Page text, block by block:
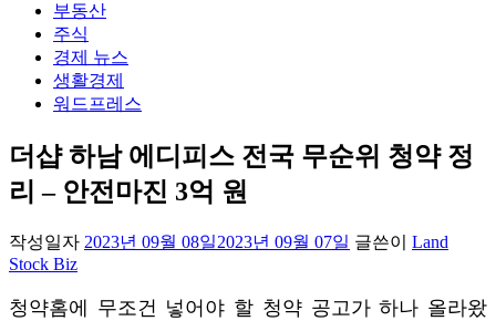
부동산
주식
경제 뉴스
생활경제
워드프레스
더샵 하남 에디피스 전국 무순위 청약 정
리 – 안전마진 3억 원
작성일자 2023년 09월 08일2023년 09월 07일 글쓴이 Land
Stock Biz
청약홈에 무조건 넣어야 할 청약 공고가 하나 올라왔